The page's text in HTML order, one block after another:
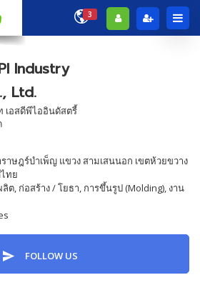
3
Industry
Ltd.
เอสดีพีไออินดัสตรี้
าษฎร์บำเพ็ญ แขวง สามเสนนอก เขตห้วยขวาง
ทย
ลิต, ก่อสร้าง / โยธา, การขึ้นรูป (Molding), งาน
FOLLOW US